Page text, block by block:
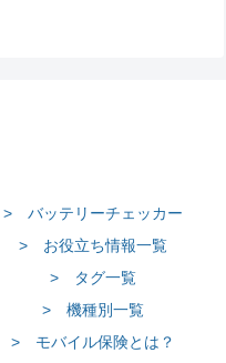
> バッテリーチェッカー
> お役立ち情報一覧
> タグ一覧
> 機種別一覧
> モバイル保険とは？